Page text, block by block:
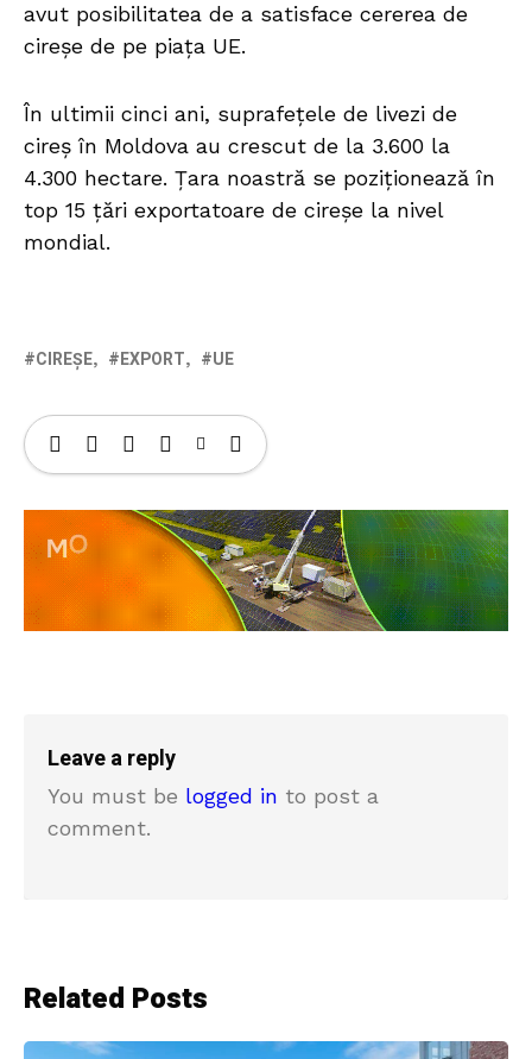
avut posibilitatea de a satisface cererea de
cireșe de pe piața UE.
În ultimii cinci ani, suprafețele de livezi de
cireș în Moldova au crescut de la 3.600 la
4.300 hectare. Țara noastră se poziționează în
top 15 țări exportatoare de cireșe la nivel
mondial.
CIREȘE EXPORT UE
Leave a reply
You must be logged in to post a
comment.
Related Posts